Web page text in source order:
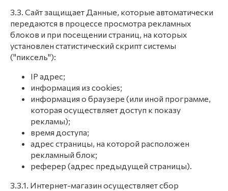
3.3. Сайт защищает Данные, которые автоматически
передаются в процессе просмотра рекламных
блоков и при посещении страниц, на которых
установлен статистический скрипт системы
("пиксель"):
IP адрес;
информация из cookies;
информация о браузере (или иной программе,
которая осуществляет доступ к показу
рекламы);
время доступа;
адрес страницы, на которой расположен
рекламный блок;
реферер (адрес предыдущей страницы).
3.3.1. Интернет-магазин осуществляет сбор